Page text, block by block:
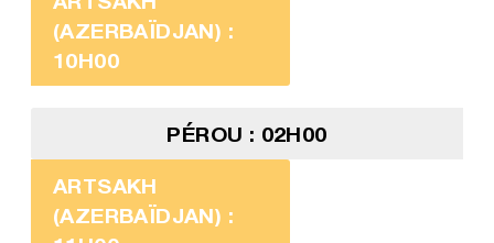
(AZERBAÏDJAN) :
10H00
PÉROU : 02H00
ARTSAKH
(AZERBAÏDJAN) :